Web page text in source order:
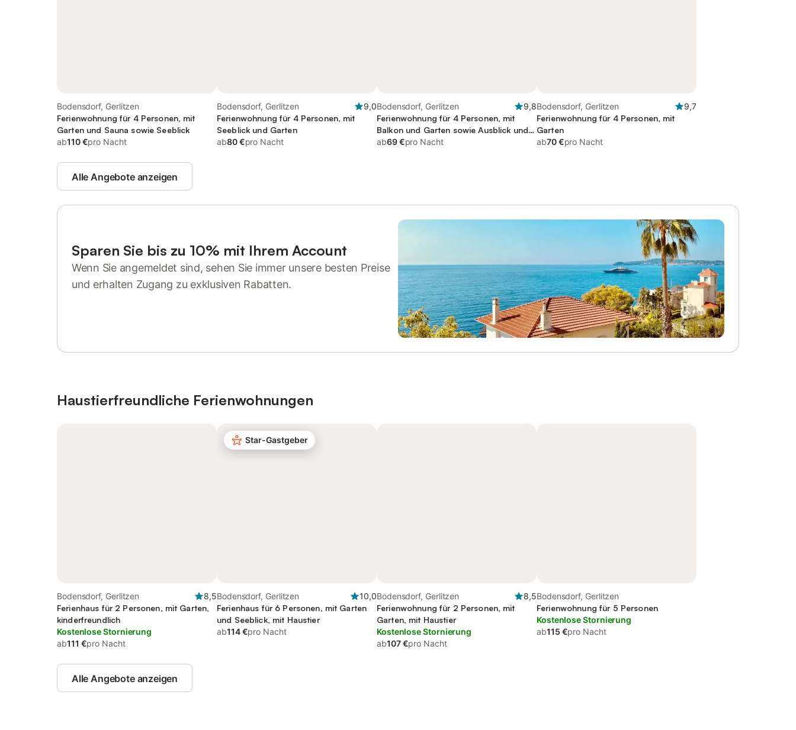
Bodensdorf, Gerlitzen
Ferienwohnung für 4 Personen, mit
Garten und Sauna sowie Seeblick
ab110 €pro Nacht
Bodensdorf, Gerlitzen
9,0
Ferienwohnung für 4 Personen, mit
Seeblick und Garten
ab80 €pro Nacht
Bodensdorf, Gerlitzen
9,8
Ferienwohnung für 4 Personen, mit
Balkon und Garten sowie Ausblick und
Seeblick, kinderfreundlich
ab69 €pro Nacht
Bodensdorf, Gerlitzen
9,7
Ferienwohnung für 4 Personen, mit
Garten
ab70 €pro Nacht
Alle Angebote anzeigen
Sparen Sie bis zu 10% mit Ihrem Account
Wenn Sie angemeldet sind, sehen Sie immer unsere besten Preise
und erhalten Zugang zu exklusiven Rabatten.
Haustierfreundliche Ferienwohnungen
Bodensdorf, Gerlitzen
8,5
Ferienhaus für 2 Personen, mit Garten,
kinderfreundlich
Kostenlose Stornierung
ab111 €pro Nacht
Star-Gastgeber
Bodensdorf, Gerlitzen
10,0
Ferienhaus für 6 Personen, mit Garten
und Seeblick, mit Haustier
ab114 €pro Nacht
Bodensdorf, Gerlitzen
8,5
Ferienwohnung für 2 Personen, mit
Garten, mit Haustier
Kostenlose Stornierung
ab107 €pro Nacht
Bodensdorf, Gerlitzen
Ferienwohnung für 5 Personen
Kostenlose Stornierung
ab115 €pro Nacht
Alle Angebote anzeigen